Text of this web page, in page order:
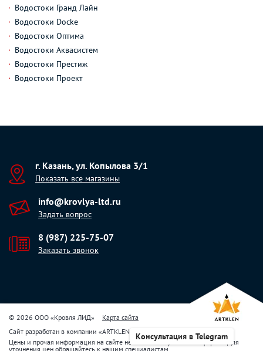
Водостоки Гранд Лайн
Водостоки Docke
Водостоки Оптима
Водостоки Аквасистем
Водостоки Престиж
Водостоки Проект
г. Казань, ул. Копылова 3/1
Показать все магазины
info@krovlya-ltd.ru
Задать вопрос
8 (987) 225-75-07
Заказать звонок
© 2026 ООО «Кровля ЛИД»
Карта сайта
Сайт разработан в компании «ARTKLEN
Цены и прочая информация на сайте не являются публичной офертой. Для
уточнения цен обращайтесь к нашим специалистам.
Консультация в Telegram